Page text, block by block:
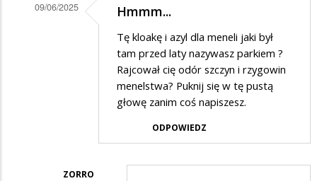
09/06/2025
prezydencie
Hmmm...
Tę kloakę i azyl dla meneli jaki był
tam przed laty nazywasz parkiem ?
Rajcował cię odór szczyn i rzygowin
menelstwa? Puknij się w tę pustą
głowę zanim coś napiszesz.
ODPOWIEDZ
ZORRO